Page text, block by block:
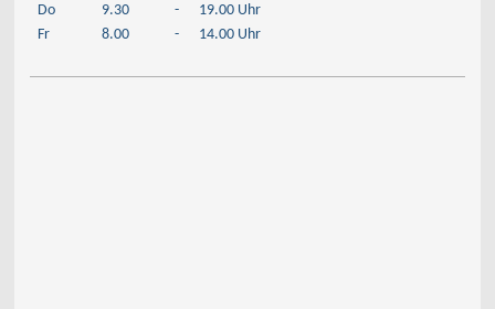
Do
9.30 -
19.00 Uhr
Fr
8.00 - 14.00 Uhr